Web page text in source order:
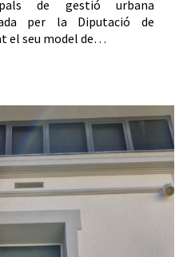
de gestió urbana
per la Diputació de
el seu model de…